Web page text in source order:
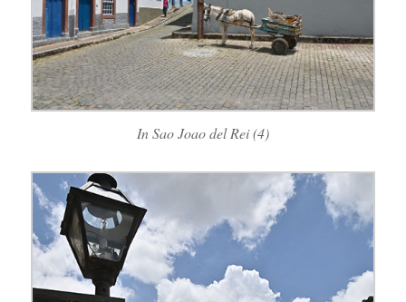
In Sao Joao del Rei (4)